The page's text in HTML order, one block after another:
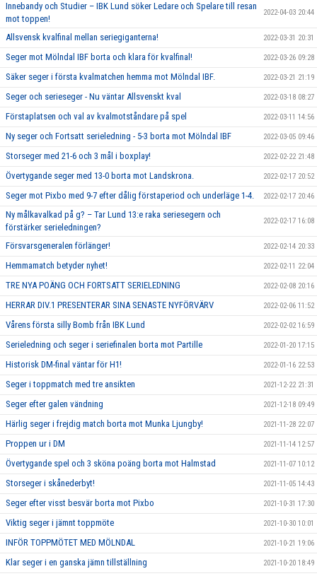
Innebandy och Studier – IBK Lund söker Ledare och Spelare till resan
mot toppen!
2022-04-03 20:44
Allsvensk kvalfinal mellan seriegiganterna! 2022-03-31 20:31
Seger mot Mölndal IBF borta och klara för kvalfinal! 2022-03-26 09:28
Säker seger i första kvalmatchen hemma mot Mölndal IBF. 2022-03-21 21:19
Seger och serieseger - Nu väntar Allsvenskt kval 2022-03-18 08:27
Förstaplatsen och val av kvalmotståndare på spel 2022-03-11 14:56
Ny seger och Fortsatt serieledning - 5-3 borta mot Mölndal IBF 2022-03-05 09:46
Storseger med 21-6 och 3 mål i boxplay! 2022-02-22 21:48
Övertygande seger med 13-0 borta mot Landskrona. 2022-02-17 20:52
Seger mot Pixbo med 9-7 efter dålig förstaperiod och underläge 1-4. 2022-02-17 20:46
Ny målkavalkad på g? – Tar Lund 13:e raka seriesegern och
förstärker serieledningen?
2022-02-17 16:08
Försvarsgeneralen förlänger! 2022-02-14 20:33
Hemmamatch betyder nyhet! 2022-02-11 22:04
TRE NYA POÄNG OCH FORTSATT SERIELEDNING 2022-02-08 20:16
HERRAR DIV.1 PRESENTERAR SINA SENASTE NYFÖRVÄRV 2022-02-06 11:52
Vårens första silly Bomb från IBK Lund 2022-02-02 16:59
Serieledning och seger i seriefinalen borta mot Partille 2022-01-20 17:15
Historisk DM-final väntar för H1! 2022-01-16 22:53
Seger i toppmatch med tre ansikten 2021-12-22 21:31
Seger efter galen vändning 2021-12-18 09:49
Härlig seger i frejdig match borta mot Munka Ljungby! 2021-11-28 22:07
Proppen ur i DM 2021-11-14 12:57
Övertygande spel och 3 sköna poäng borta mot Halmstad 2021-11-07 10:12
Storseger i skånederbyt! 2021-11-05 14:43
Seger efter visst besvär borta mot Pixbo 2021-10-31 17:30
Viktig seger i jämnt toppmöte 2021-10-30 10:01
INFÖR TOPPMÖTET MED MÖLNDAL 2021-10-21 19:06
Klar seger i en ganska jämn tillställning 2021-10-20 18:49